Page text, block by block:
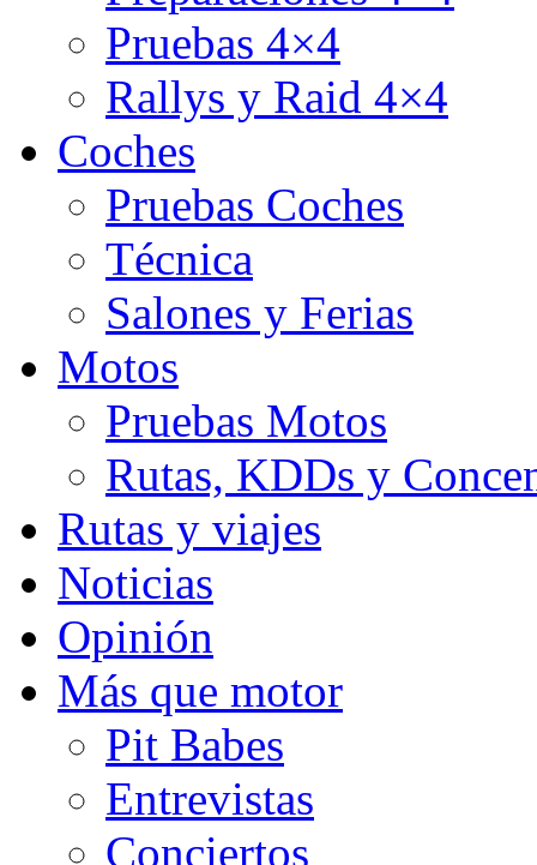
Pruebas 4×4
Rallys y Raid 4×4
Coches
Pruebas Coches
Técnica
Salones y Ferias
Motos
Pruebas Motos
Rutas, KDDs y
Rutas y viajes
Noticias
Opinión
Más que motor
Pit Babes
Entrevistas
Conciertos